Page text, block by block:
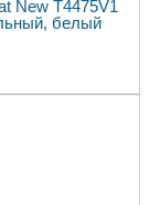
New T4475V1
белый